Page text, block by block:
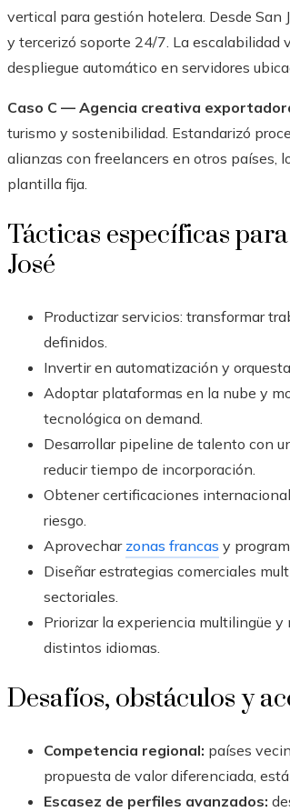
vertical para gestión hotelera. Desde San
y tercerizó soporte 24/7. La escalabilidad
despliegue automático en servidores
Caso C — Agencia creativa
turismo y sostenibilidad. Estandarizó
alianzas con freelancers en otros países,
plantilla fija.
Tácticas específicas
José
Productizar servicios: transformar
definidos.
Invertir en automatización y
Adoptar plataformas en la nube y
tecnológica on demand.
Desarrollar pipeline de talento con
reducir tiempo de incorporación.
Obtener certificaciones
riesgo.
Aprovechar zonas francas y
Diseñar estrategias comerciales
sectoriales.
Priorizar la experiencia multilingüe
distintos idiomas.
Desafíos, obstáculos y
Competencia regional: países
propuesta de valor diferenciada,
Escasez de perfiles avanzados: